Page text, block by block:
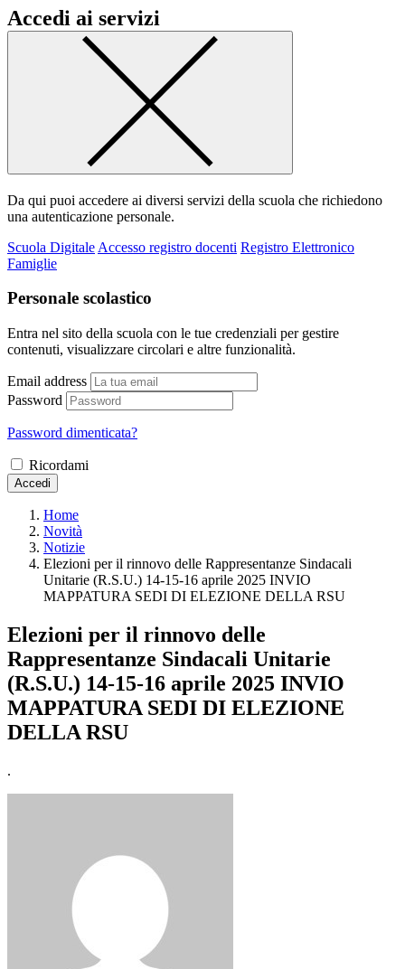
Accedi ai servizi
Da qui puoi accedere ai diversi servizi della scuola che richiedono
una autenticazione personale.
Scuola Digitale Accesso registro docenti Registro Elettronico
Famiglie
Personale scolastico
Entra nel sito della scuola con le tue credenziali per gestire
contenuti, visualizzare circolari e altre funzionalità.
Email address
Password
Password dimenticata?
Ricordami
Accedi
Home
Novità
Notizie
Elezioni per il rinnovo delle Rappresentanze Sindacali
Unitarie (R.S.U.) 14-15-16 aprile 2025 INVIO
MAPPATURA SEDI DI ELEZIONE DELLA RSU
Elezioni per il rinnovo delle
Rappresentanze Sindacali Unitarie
(R.S.U.) 14-15-16 aprile 2025 INVIO
MAPPATURA SEDI DI ELEZIONE
DELLA RSU
.